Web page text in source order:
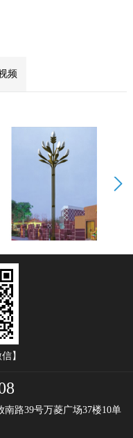
频
】
路39号万菱广场37楼10单